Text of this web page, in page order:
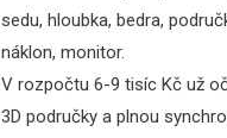
sedu, hloubka, bedra,
náklon, monitor.
V rozpočtu 6-9 tisíc Kč už
3D područky a plnou